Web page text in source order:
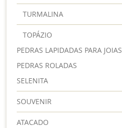
TURMALINA
TOPÁZIO
PEDRAS LAPIDADAS PARA JOIAS
PEDRAS ROLADAS
SELENITA
SOUVENIR
ATACADO